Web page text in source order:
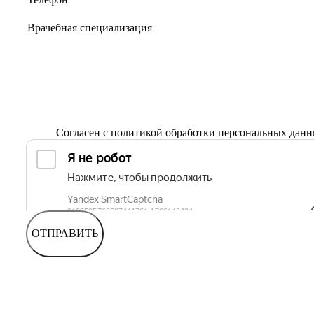
Согласен с политикой обработки персональных
ОТПРАВИТЬ